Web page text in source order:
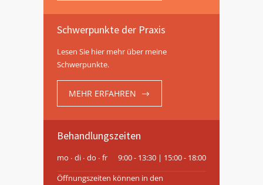
Schwerpunkte der Praxis
Lesen Sie hier mehr über meine
Schwerpunkte.
MEHR ERFAHREN
Behandlungszeiten
mo ∙ di ∙ do ∙ fr
9:00 - 13:30 | 15:00 - 18:00
Öffnungszeiten können in den